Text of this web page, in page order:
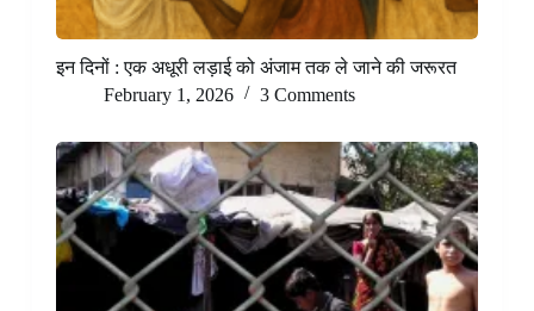
इन दिनों : एक अधूरी लड़ाई को अंजाम तक ले जाने की जरूरत
February 1, 2026
3 Comments